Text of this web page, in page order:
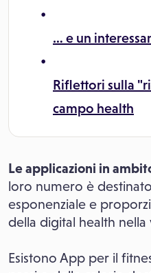
… e un
Riflettori sulla
campo health
Le applicazioni in
loro numero è
esponenziale e
della digital health
Esistono App per il